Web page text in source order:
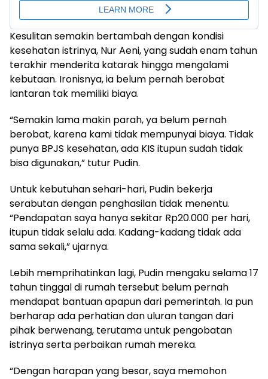
Kesulitan semakin bertambah dengan kondisi
kesehatan istrinya, Nur Aeni, yang sudah enam tahun
terakhir menderita katarak hingga mengalami
kebutaan. Ironisnya, ia belum pernah berobat
lantaran tak memiliki biaya.
“Semakin lama makin parah, ya belum pernah
berobat, karena kami tidak mempunyai biaya. Tidak
punya BPJS kesehatan, ada KIS itupun sudah tidak
bisa digunakan,” tutur Pudin.
Untuk kebutuhan sehari-hari, Pudin bekerja
serabutan dengan penghasilan tidak menentu.
“Pendapatan saya hanya sekitar Rp20.000 per hari,
itupun tidak selalu ada. Kadang-kadang tidak ada
sama sekali,” ujarnya.
Lebih memprihatinkan lagi, Pudin mengaku selama 17
tahun tinggal di rumah tersebut belum pernah
mendapat bantuan apapun dari pemerintah. Ia pun
berharap ada perhatian dan uluran tangan dari
pihak berwenang, terutama untuk pengobatan
istrinya serta perbaikan rumah mereka.
“Dengan harapan yang besar, saya memohon